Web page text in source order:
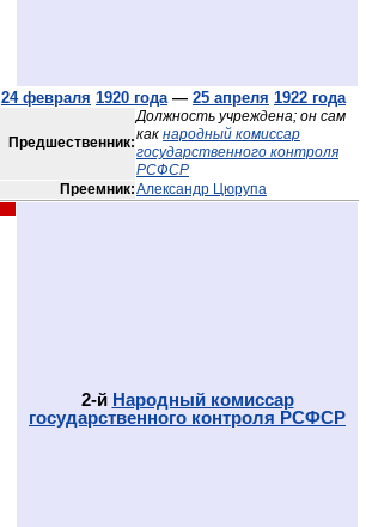
24 февраля 1920 года— 25 апреля 1922 года
Предшественник:
Должность учреждена; он сам
как народный комиссар
государственного контроля
РСФСР
Преемник:Александр Цюрупа
2-й Народный комиссар
государственного контроля РСФСР